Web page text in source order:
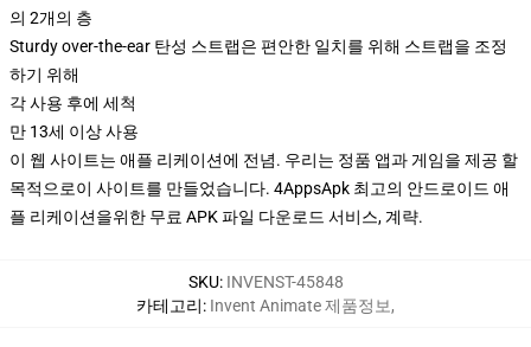
의 2개의 층
Sturdy over-the-ear 탄성 스트랩은 편안한 일치를 위해 스트랩을 조정
하기 위해
각 사용 후에 세척
만 13세 이상 사용
이 웹 사이트는 애플 리케이션에 전념. 우리는 정품 앱과 게임을 제공 할
목적으로이 사이트를 만들었습니다. 4AppsApk 최고의 안드로이드 애
플 리케이션을위한 무료 APK 파일 다운로드 서비스, 계략.
SKU: INVENST-45848
카테고리: Invent Animate 제품정보,